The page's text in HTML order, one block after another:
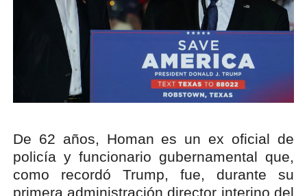
De 62 años, Homan es un ex oficial de
policía y funcionario gubernamental que,
como recordó Trump, fue, durante su
primera administración director interino del